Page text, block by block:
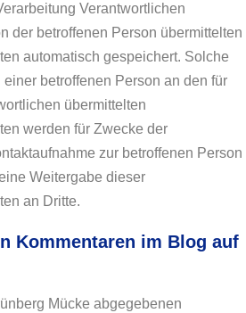
Verantwortlichen
der betroffenen Person übermittelten
automatisch gespeichert. Solche
betroffenen Person an den für
übermittelten
werden für Zwecke der
zur betroffenen Person
Weitergabe dieser
an Dritte.
Kommentaren im Blog auf
Mücke abgegebenen